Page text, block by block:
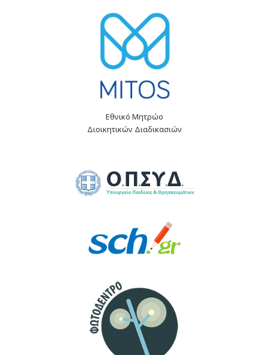
Εθνικό Μητρώο
Διοικητικών Διαδικασιών